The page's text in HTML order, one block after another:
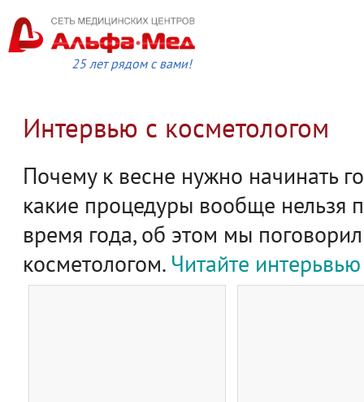
25 лет рядом с вами!
Интервью с косметологом
Почему к весне нужно начинать
какие процедуры вообще нельзя
время года, об этом мы
косметологом. Читайте